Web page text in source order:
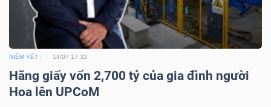
NIÊM YẾT 14/07 17:33
Hãng giấy vốn 2,700 tỷ của gia đình người
Hoa lên UPCoM
Sách